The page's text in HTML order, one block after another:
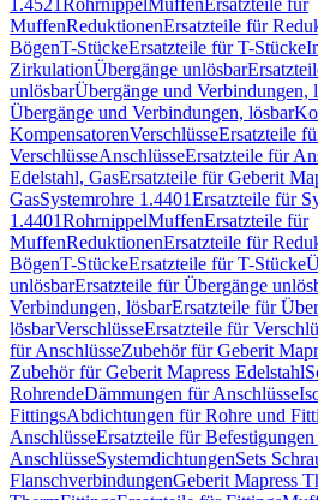
1.4521RohrnippelMuffenErsatzteile für
MuffenReduktionenErsatzteile für
BögenT-StückeErsatzteile für T-Stücke
ZirkulationÜbergänge unlösbar
unlösbarÜbergänge und Verbindungen,
Übergänge und Verbindungen, lösbar
KompensatorenVerschlüsseErsatzteile
VerschlüsseAnschlüsseErsatzteile für
Edelstahl, GasErsatzteile für Geberit
GasSystemrohre 1.4401Ersatzteile für
1.4401RohrnippelMuffenErsatzteile für
MuffenReduktionenErsatzteile für
BögenT-StückeErsatzteile für T-Stücke
unlösbarErsatzteile für Übergänge
Verbindungen, lösbarErsatzteile für
lösbarVerschlüsseErsatzteile für
für AnschlüsseZubehör für Geberit
Zubehör für Geberit Mapress Edelstahl
RohrendeDämmungen für Anschlüsse
FittingsAbdichtungen für Rohre und
AnschlüsseErsatzteile für
AnschlüsseSystemdichtungenSets
FlanschverbindungenGeberit Mapress